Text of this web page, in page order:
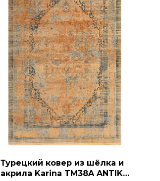
Турецкий ковер из шёлка и
акрила Karina TM38A ANTIK